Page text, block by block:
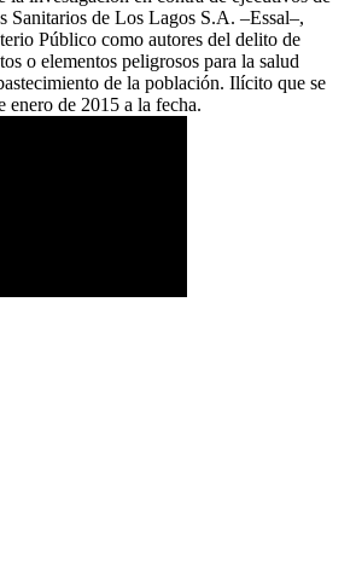
Sanitarios de Los Lagos S.A. –Essal–,
Público como autores del delito de
o elementos peligrosos para la salud
de la población. Ilícito que se
enero de 2015 a la fecha.